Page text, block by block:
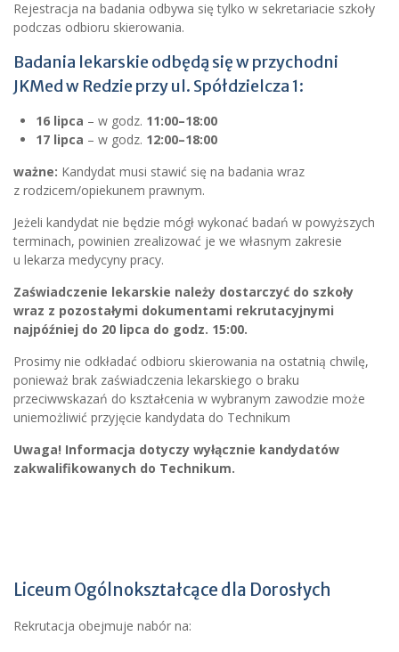
Rejestracja na badania odbywa się tylko w sekretariacie szkoły
podczas odbioru skierowania.
Badania lekarskie odbędą się w przychodni
JKMed w Redzie przy ul. Spółdzielcza 1:
16 lipca – w godz. 11:00–18:00
17 lipca – w godz. 12:00–18:00
ważne: Kandydat musi stawić się na badania wraz
z rodzicem/opiekunem prawnym.
Jeżeli kandydat nie będzie mógł wykonać badań w powyższych
terminach, powinien zrealizować je we własnym zakresie
u lekarza medycyny pracy.
Zaświadczenie lekarskie należy dostarczyć do szkoły
wraz z pozostałymi dokumentami rekrutacyjnymi
najpóźniej do 20 lipca do godz. 15:00.
Prosimy nie odkładać odbioru skierowania na ostatnią chwilę,
ponieważ brak zaświadczenia lekarskiego o braku
przeciwwskazań do kształcenia w wybranym zawodzie może
uniemożliwić przyjęcie kandydata do Technikum
Uwaga! Informacja dotyczy wyłącznie kandydatów
zakwalifikowanych do Technikum.
Liceum Ogólnokształcące dla Dorosłych
Rekrutacja obejmuje nabór na: